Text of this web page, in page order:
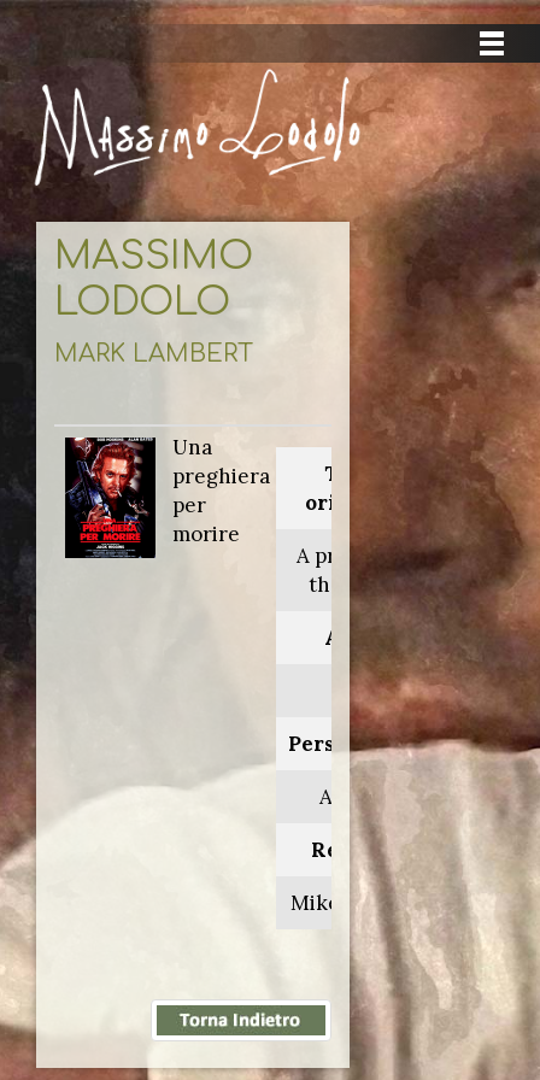
MASSIMO
LODOLO
MARK LAMBERT
Una
preghiera
per
morire
Titolo
originale:
A prayer for
the dying
Anno:
1987
Personaggio:
Ainsley
Regia di:
Mike Hodges